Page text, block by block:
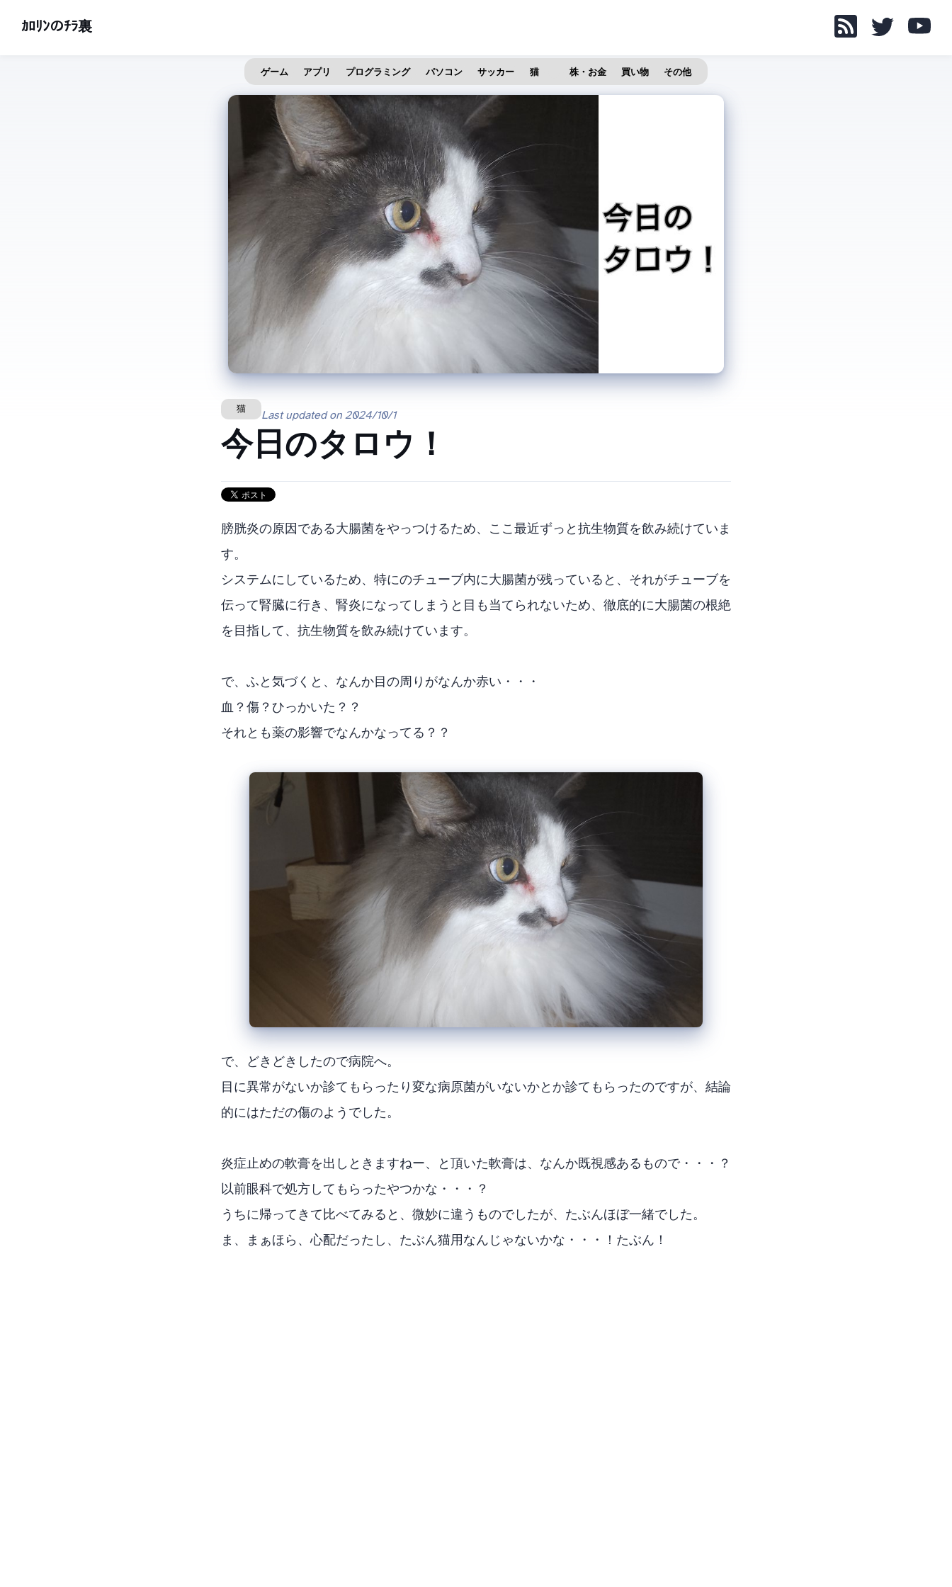
ｶﾛﾘﾝのﾁﾗ裏
ゲーム アプリ プログラミング パソコン サッカー 猫 株・お金 買い物 その他
猫
Last updated on 2024/10/1
今日のタロウ！
膀胱炎の原因である大腸菌をやっつけるため、ここ最近ずっと抗生物質を飲み続けていま
す。
SUBシステムにしているため、特にSUBのチューブ内に大腸菌が残っていると、それがチューブを
伝って腎臓に行き、腎炎になってしまうと目も当てられないため、徹底的に大腸菌の根絶
を目指して、抗生物質を飲み続けています。
で、ふと気づくと、なんか目の周りがなんか赤い・・・
血？傷？ひっかいた？？
それとも薬の影響でなんかなってる？？
で、どきどきしたので病院へ。
目に異常がないか診てもらったり変な病原菌がいないかとか診てもらったのですが、結論
的にはただの傷のようでした。
炎症止めの軟膏を出しときますねー、と頂いた軟膏は、なんか既視感あるもので・・・？
以前眼科で処方してもらったやつかな・・・？
うちに帰ってきて比べてみると、微妙に違うものでしたが、たぶんほぼ一緒でした。
ま、まぁほら、心配だったし、たぶん猫用なんじゃないかな・・・！たぶん！